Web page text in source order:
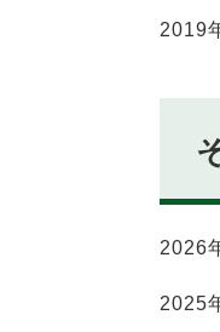
2019
2026
2025